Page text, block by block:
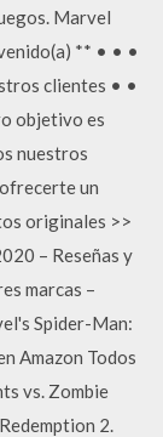
Marvel
** • • •
clientes • •
objetivo es
nuestros
un
originales >>
– Reseñas y
marcas –
Spider-Man:
Amazon Todos
vs. Zombie
2.